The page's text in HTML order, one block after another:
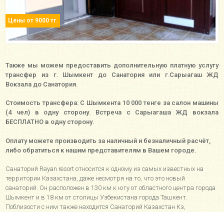
Цены от 9000 тг.
Также мы можем предоставить дополнительную платную услугу
трансфер из г. Шымкент до Санатория или г.Сарыагаш ЖД
Вокзала до Санатория.
Стоимость трансфера: С Шымкента 10 000 тенге за салон машины
(4 чел) в одну сторону. Встреча с Сарыагаша ЖД вокзала
БЕСПЛАТНО в одну сторону.
Оплату можете производить за наличный и безналичный расчёт,
либо обратиться к нашим представителям в Вашем городе.
Санаторий Rayan resort относится к одному из самых известных на
территории Казахстана, даже несмотря на то, что это новый
санаторий. Он расположен в 130 км к югу от областного центра города
Шымкент и в 18 км от столицы Узбекистана города Ташкент.
Поблизости с ним также находится Санаторий Казахстан Кз,